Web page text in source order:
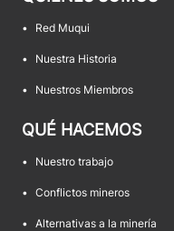
• Red Muqui
• Nuestra Historia
• Nuestros Miembros
QUÉ HACEMOS
• Nuestro trabajo
• Conflictos mineros
• Alternativas a la minería